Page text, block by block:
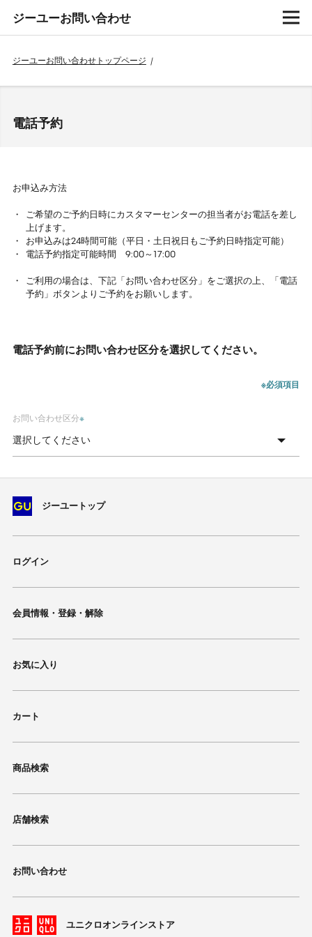
ジーユーお問い合わせ
ジーユーお問い合わせトップページ /
電話予約
お申込み方法
ご希望のご予約日時にカスタマーセンターの担当者がお電話を差し
上げます。
お申込みは24時間可能（平日・土日祝日もご予約日時指定可能）
電話予約指定可能時間 9:00～17:00
ご利用の場合は、下記「お問い合わせ区分」をご選択の上、「電話
予約」ボタンよりご予約をお願いします。
電話予約前にお問い合わせ区分を選択してください。
※必須項目
お問い合わせ区分※
ジーユートップ
ログイン
会員情報・登録・解除
お気に入り
カート
商品検索
店舗検索
お問い合わせ
ユニクロオンラインストア